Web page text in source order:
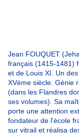
Jean FOUQUET
français (1415-1481)
et de Louis XI. Un
XVème siècle. Génie
(dans les Flandres
ses volumes). Sa
porte une attention
fondateur de l'école
sur vitrail et réalisa